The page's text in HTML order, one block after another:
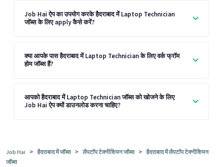
Job Hai ऐप का उपयोग करके हैदराबाद में Laptop Technician
जॉब्स के लिए apply कैसे करें?
क्या आपके पास हैदराबाद में Laptop Technician के लिए वर्क फ्रॉम
होम जॉब्स हैं?
आपको हैदराबाद में Laptop Technician जॉब्स को खोजने के लिए
Job Hai ऐप क्यों डाउनलोड करना चाहिए?
Job Hai > हैदराबाद में जॉब्स > लैपटॉप टेक्नीशियन जॉब्स > हैदराबाद में लैपटॉप टेक्नीशियन
जॉब्स